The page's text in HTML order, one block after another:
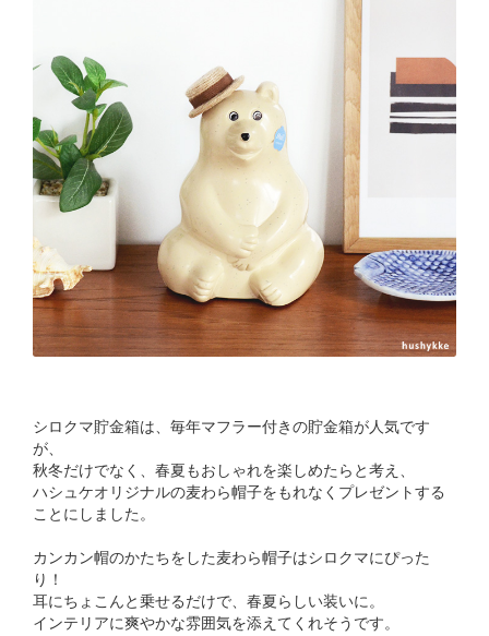
シロクマ貯金箱は、毎年マフラー付きの貯金箱が人気です
が、
秋冬だけでなく、春夏もおしゃれを楽しめたらと考え、
ハシュケオリジナルの麦わら帽子をもれなくプレゼントする
ことにしました。
カンカン帽のかたちをした麦わら帽子はシロクマにぴった
り！
耳にちょこんと乗せるだけで、春夏らしい装いに。
インテリアに爽やかな雰囲気を添えてくれそうです。